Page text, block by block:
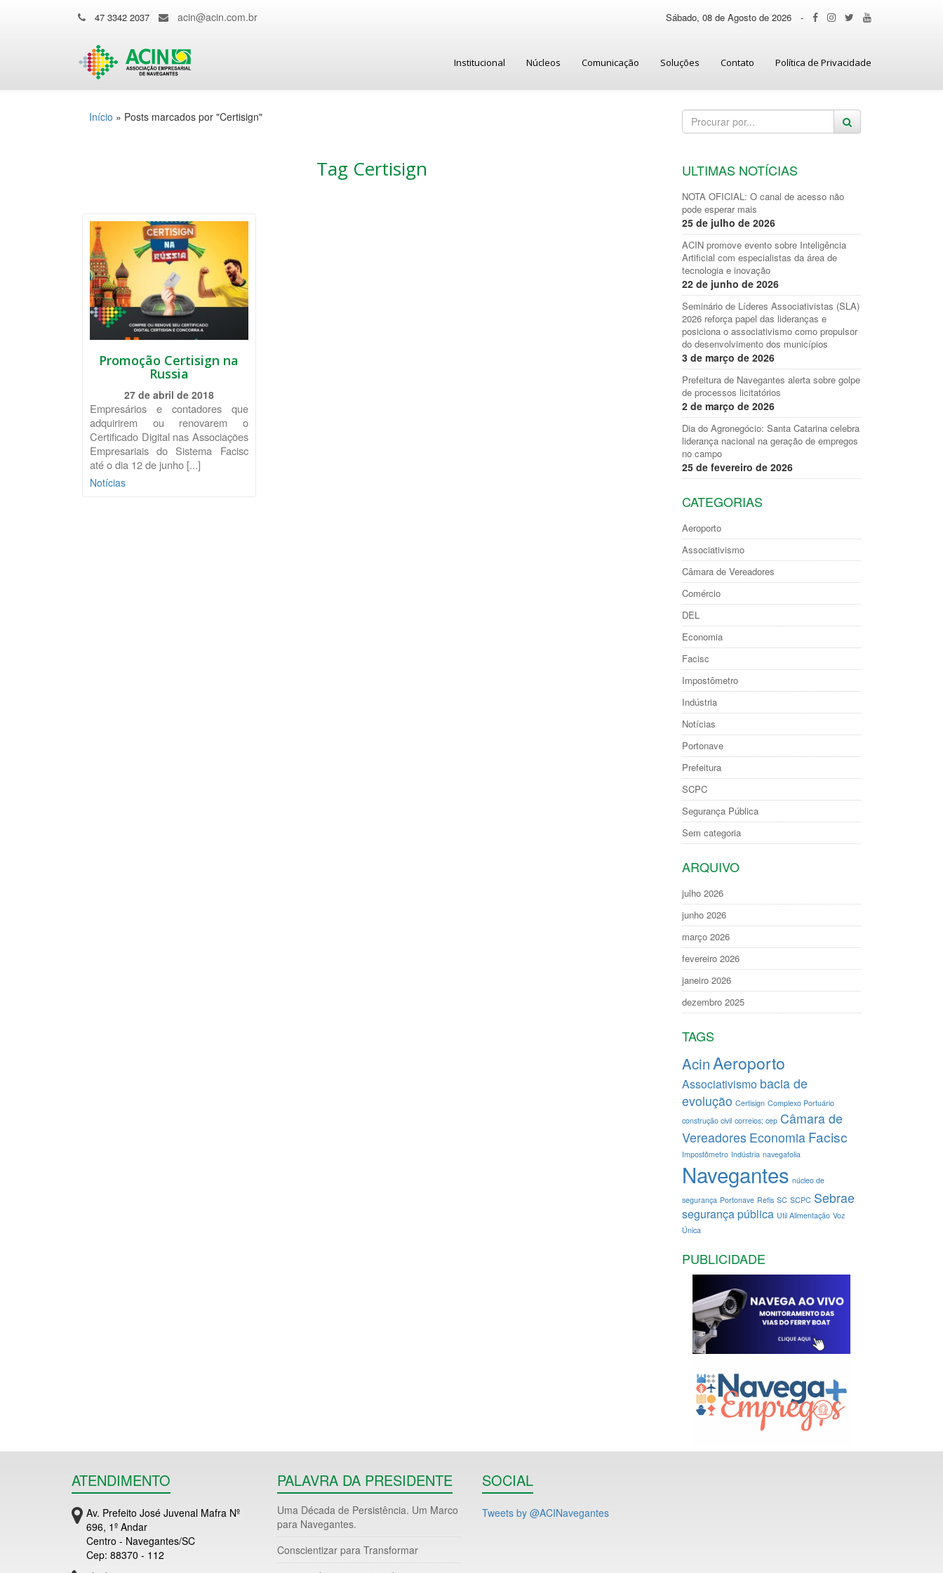
47 3342 2037 acin@acin.com.br Sábado, 08 de Agosto de 2026 -
Institucional Núcleos Comunicação Soluções Contato Política de Privacidade
Início » Posts marcados por "Certisign"
Tag Certisign
Promoção Certisign na
Russia
27 de abril de 2018
Empresários e contadores que
adquirirem ou renovarem o
Certificado Digital nas Associações
Empresariais do Sistema Facisc
até o dia 12 de junho [...]
Notícias
ULTIMAS NOTÍCIAS
NOTA OFICIAL: O canal de acesso não
pode esperar mais
25 de julho de 2026
ACIN promove evento sobre Inteligência
Artificial com especialistas da área de
tecnologia e inovação
22 de junho de 2026
Seminário de Líderes Associativistas (SLA)
2026 reforça papel das lideranças e
posiciona o associativismo como propulsor
do desenvolvimento dos municípios
3 de março de 2026
Prefeitura de Navegantes alerta sobre golpe
de processos licitatórios
2 de março de 2026
Dia do Agronegócio: Santa Catarina celebra
liderança nacional na geração de empregos
no campo
25 de fevereiro de 2026
CATEGORIAS
Aeroporto
Associativismo
Câmara de Vereadores
Comércio
DEL
Economia
Facisc
Impostômetro
Indústria
Notícias
Portonave
Prefeitura
SCPC
Segurança Pública
Sem categoria
ARQUIVO
julho 2026
junho 2026
março 2026
fevereiro 2026
janeiro 2026
dezembro 2025
TAGS
AcinAeroporto
Associativismo bacia de
evolução Certisign Complexo Portuário
construção civil correios; cep Câmara de
Vereadores Economia Facisc
Impostômetro Indústria navegafolia
Navegantes núcleo de
segurança Portonave Refis SC SCPC Sebrae
segurança pública Util Alimentação Voz
Única
PUBLICIDADE
ATENDIMENTO
Av. Prefeito José Juvenal Mafra Nº
696, 1º Andar
Centro - Navegantes/SC
Cep: 88370 - 112
PALAVRA DA PRESIDENTE
Uma Década de Persistência. Um Marco
para Navegantes.
Conscientizar para Transformar
SOCIAL
Tweets by @ACINavegantes